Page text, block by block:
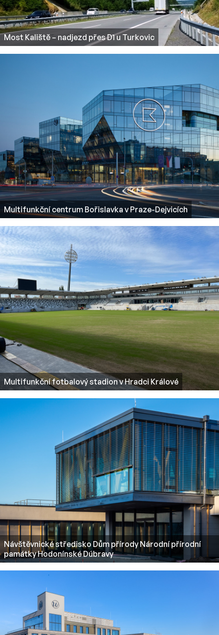
Most Kaliště – nadjezd přes D1 u Turkovic
Multifunkční centrum Bořislavka v Praze-Dejvicích
Multifunkční fotbalový stadion v Hradci Králové
Návštěvnické středisko Dům přírody Národní přírodní
památky Hodonínské Dúbravy